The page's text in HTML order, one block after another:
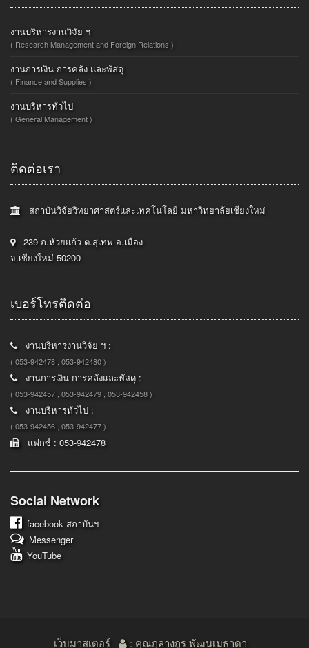
งานบริหารงานวิจัย ฯ
( Research Management and Foreign Relations )
งานการเงิน การคลัง และพัสดุ
( Finance and Supplies )
งานบริหารทั่วไป
( General Management )
ติดต่อเรา
สถาบันวิจัยวิทยาศาสตร์และเทคโนโลยี มหาวิทยาลัยเชียงใหม่
239 ถ.ห้วยแก้ว ต.สุเทพ อ.เมือง
จ.เชียงใหม่ 50200
เบอร์โทรติดต่อ
งานบริหารงานวิจัย ฯ :
( 053-942478 , 053-942480 )
งานการเงิน การคลังและพัสดุ :
( 053-942457 , 053-942479 , 053-942458 )
งานบริหารทั่วไป :
( 053-942456 , 053-942477 )
แฟกซ์ : 053-942478
Social Network
facebook สถาบันฯ
Messenger
YouTube
เว็บมาสเตอร์ : คุณกุลางกูร พัฒนเมธาดา